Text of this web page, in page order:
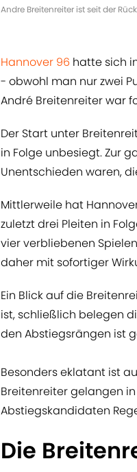
Andre Breitenreiter ist seit der
Hannover 96 hatte sich
- obwohl man nur zwei
André Breitenreiter war
Der Start unter
in Folge unbesiegt. Zur
Unentschieden waren,
Mittlerweile hat
zuletzt drei Pleiten in
vier verbliebenen
daher mit sofortiger
Ein Blick auf die
ist, schließlich belegen
den Abstiegsrängen ist
Besonders eklatant ist
Breitenreiter gelangen in
Abstiegskandidaten
Die